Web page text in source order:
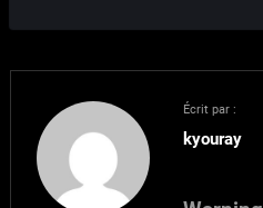
un billet pour le tournoi
des tsundere? 21:00:45
nyoronyolo euh si t'avais
pas précisé pour quand
21:01:12 nyoronyolo
Écrit par :
kyouray